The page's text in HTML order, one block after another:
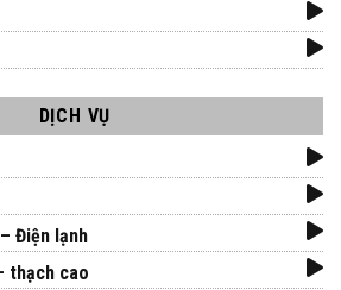
DỊCH VỤ
Điện lạnh
thạch cao